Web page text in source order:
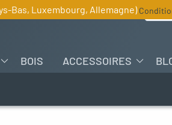
FR
BOIS ACCESSOIRES
Bas, Luxembourg, Allemagne)